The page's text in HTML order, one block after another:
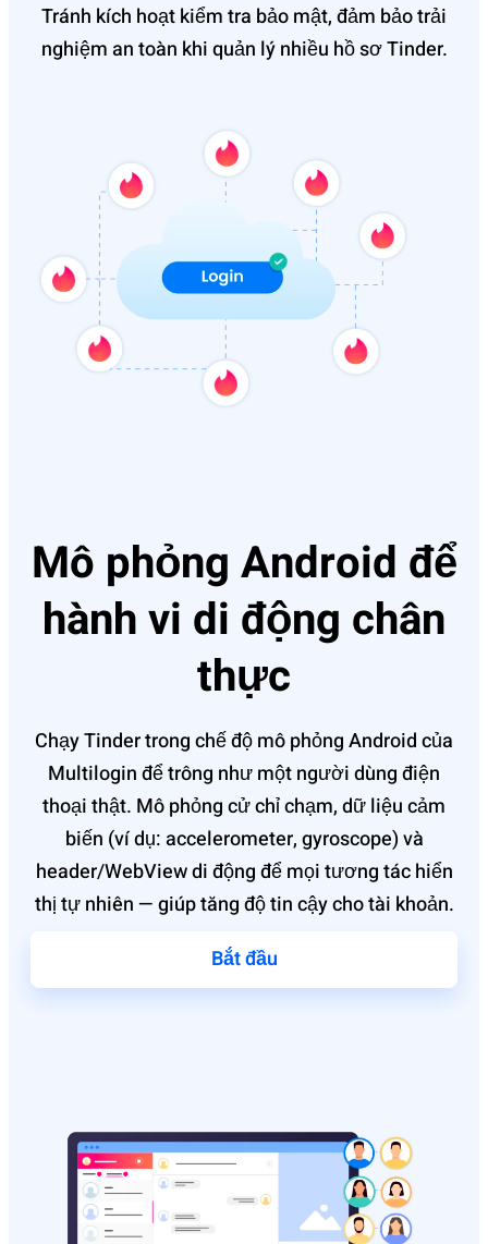
Tránh kích hoạt kiểm tra bảo mật, đảm bảo trải
nghiệm an toàn khi quản lý nhiều hồ sơ Tinder.
Mô phỏng Android để
hành vi di động chân
thực
Chạy Tinder trong chế độ mô phỏng Android của
Multilogin để trông như một người dùng điện
thoại thật. Mô phỏng cử chỉ chạm, dữ liệu cảm
biến (ví dụ: accelerometer, gyroscope) và
header/WebView di động để mọi tương tác hiển
thị tự nhiên — giúp tăng độ tin cậy cho tài khoản.
Bắt đầu